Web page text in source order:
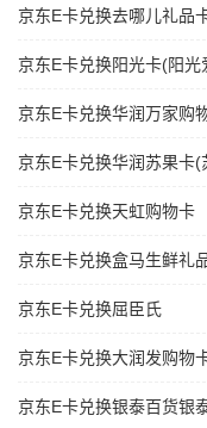
京东E卡兑换去哪儿礼品
京东E卡兑换阳光卡(阳光
京东E卡兑换华润万家购
京东E卡兑换华润苏果卡(
京东E卡兑换天虹购物卡
京东E卡兑换盒马生鲜礼
京东E卡兑换屈臣氏
京东E卡兑换大润发购物
京东E卡兑换银泰百货银